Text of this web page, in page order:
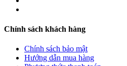
Chính sách khách hàng
Chính sách bảo mật
Hướng dẫn mua hàng